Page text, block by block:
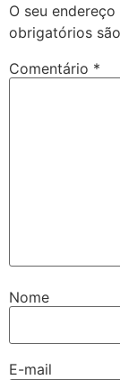
O seu
obrigatórios
Comentário *
Nome
E-mail